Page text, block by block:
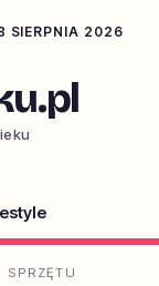
SIERPNIA 2026